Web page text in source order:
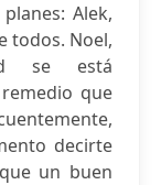
Alek,
todos. Noel,
se está
que
decirte
un buen